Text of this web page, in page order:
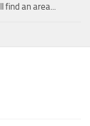
find an area...